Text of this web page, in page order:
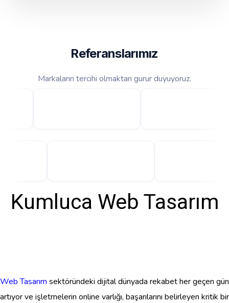
Referanslarımız
Markaların tercihi olmaktan gurur duyuyoruz.
Kumluca Web Tasarım
Web Tasarım sektöründeki dijital dünyada rekabet her geçen gün
artıyor ve işletmelerin online varlığı, başarılarını belirleyen kritik bir